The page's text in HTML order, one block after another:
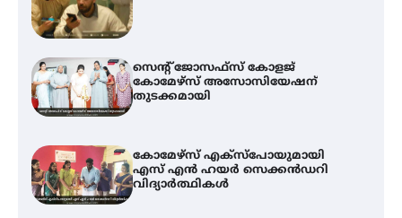
സെന്റ് ജോസഫ്സ് കോളജ്
കോമേഴ്‌സ് അസോസിയേഷന്
തുടക്കമായി
കോമേഴ്സ് എക്സ്പോയുമായി
എസ് എൻ ഹയർ സെക്കൻഡറി
വിദ്യാർത്ഥികൾ